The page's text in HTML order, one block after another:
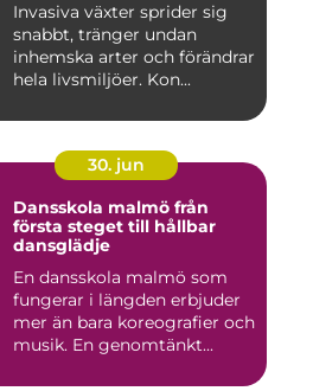
Invasiva växter sprider sig
snabbt, tränger undan
inhemska arter och förändrar
hela livsmiljöer. Kon...
30. jun
Dansskola malmö från
första steget till hållbar
dansglädje
En dansskola malmö som
fungerar i längden erbjuder
mer än bara koreografier och
musik. En genomtänkt...